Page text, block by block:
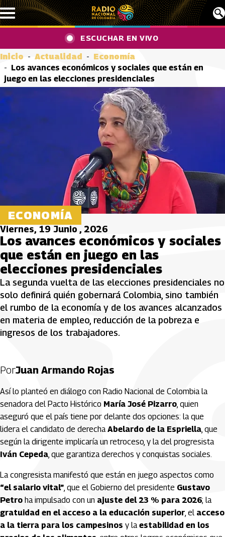
Pasar al contenido principal
ESCUCHAR EN VIVO
Inicio Actualidad
Economía
Los avances económicos y sociales que están en
juego en las elecciones presidenciales
ECONOMÍA
Viernes, 19 Junio , 2026
Los avances económicos y sociales
que están en juego en las
elecciones presidenciales
La segunda vuelta de las elecciones presidenciales no
solo definirá quién gobernará Colombia, sino también
el rumbo de la economía y de los avances alcanzados
en materia de empleo, reducción de la pobreza e
ingresos de los trabajadores.
PorJuan Armando Rojas
Así lo planteó en diálogo con Radio Nacional de Colombia la
senadora del Pacto Histórico María José Pizarro, quien
aseguró que el país tiene por delante dos opciones: la que
lidera el candidato de derechaAbelardo de la Espriella, que
según la dirigente implicaría un retroceso, y la del progresista
Iván Cepeda, que garantiza derechos y conquistas sociales.
La congresista manifestó que están en juego aspectos como
“el salario vital”, que el Gobierno del presidente Gustavo
Petro ha impulsado con un ajuste del 23 % para 2026; la
gratuidad en el acceso a la educación superior, el acceso
a la tierra para los campesinos y laestabilidad en los